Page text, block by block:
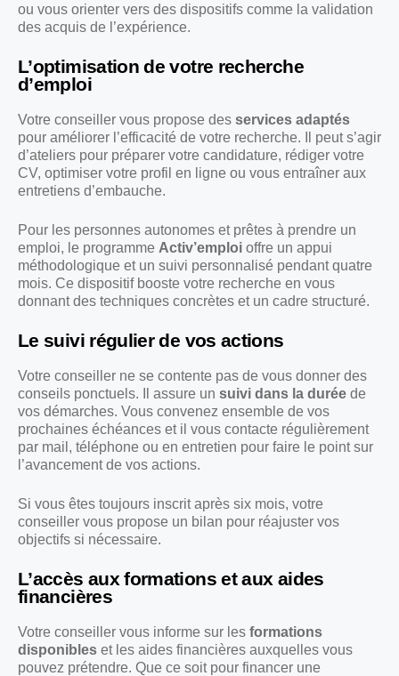
ou vous orienter vers des dispositifs comme la validation
des acquis de l’expérience.
L’optimisation de votre recherche
d’emploi
Votre conseiller vous propose des services adaptés
pour améliorer l’efficacité de votre recherche. Il peut s’agir
d’ateliers pour préparer votre candidature, rédiger votre
CV, optimiser votre profil en ligne ou vous entraîner aux
entretiens d’embauche.
Pour les personnes autonomes et prêtes à prendre un
emploi, le programme Activ’emploi offre un appui
méthodologique et un suivi personnalisé pendant quatre
mois. Ce dispositif booste votre recherche en vous
donnant des techniques concrètes et un cadre structuré.
Le suivi régulier de vos actions
Votre conseiller ne se contente pas de vous donner des
conseils ponctuels. Il assure un suivi dans la durée de
vos démarches. Vous convenez ensemble de vos
prochaines échéances et il vous contacte régulièrement
par mail, téléphone ou en entretien pour faire le point sur
l’avancement de vos actions.
Si vous êtes toujours inscrit après six mois, votre
conseiller vous propose un bilan pour réajuster vos
objectifs si nécessaire.
L’accès aux formations et aux aides
financières
Votre conseiller vous informe sur les formations
disponibles et les aides financières auxquelles vous
pouvez prétendre. Que ce soit pour financer une